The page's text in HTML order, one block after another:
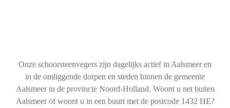
Onze schoorsteenvegers zijn dagelijks actief in Aalsmeer en
in de omliggende dorpen en steden binnen de gemeente
Aalsmeer in de provincie Noord-Holland. Woont u net buiten
Aalsmeer of woont u in een buurt met de postcode 1432 HE?